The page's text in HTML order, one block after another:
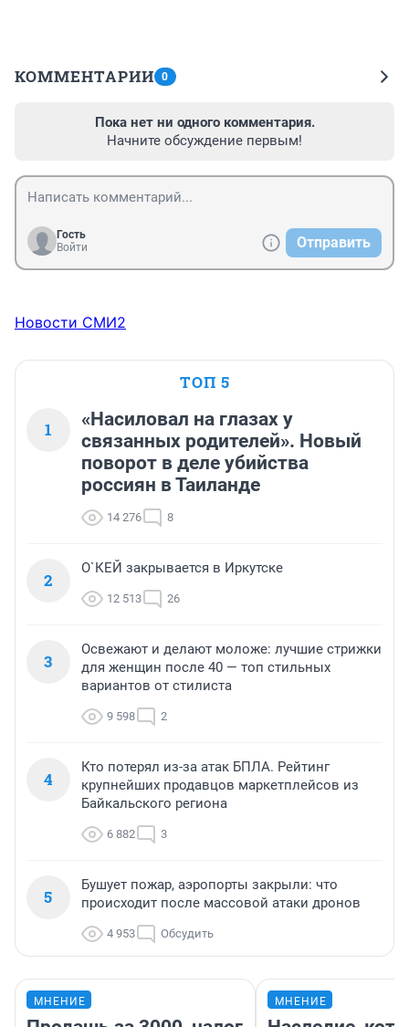
КОММЕНТАРИИ 0
Пока нет ни одного комментария.
Начните обсуждение первым!
Гость
Войти
Отправить
Новости СМИ2
ТОП 5
1
«Насиловал на глазах у
связанных родителей». Новый
поворот в деле убийства
россиян в Таиланде
14 276 8
2
О`КЕЙ закрывается в Иркутске
12 513 26
3
Освежают и делают моложе: лучшие стрижки
для женщин после 40 — топ стильных
вариантов от стилиста
9 598 2
4
Кто потерял из-за атак БПЛА. Рейтинг
крупнейших продавцов маркетплейсов из
Байкальского региона
6 882 3
5
Бушует пожар, аэропорты закрыли: что
происходит после массовой атаки дронов
4 953 Обсудить
МНЕНИЕ МНЕНИЕ